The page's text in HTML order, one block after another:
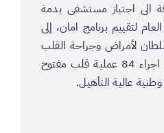
الى اجتياز مستشفى يدمة
لتقييم برنامج امان، إلى
لأمراض وجراحة القلب
لأول مرة منذ افتتاحه في اجراء 84 عملية قلب مفتوح
عالية التأهيل.